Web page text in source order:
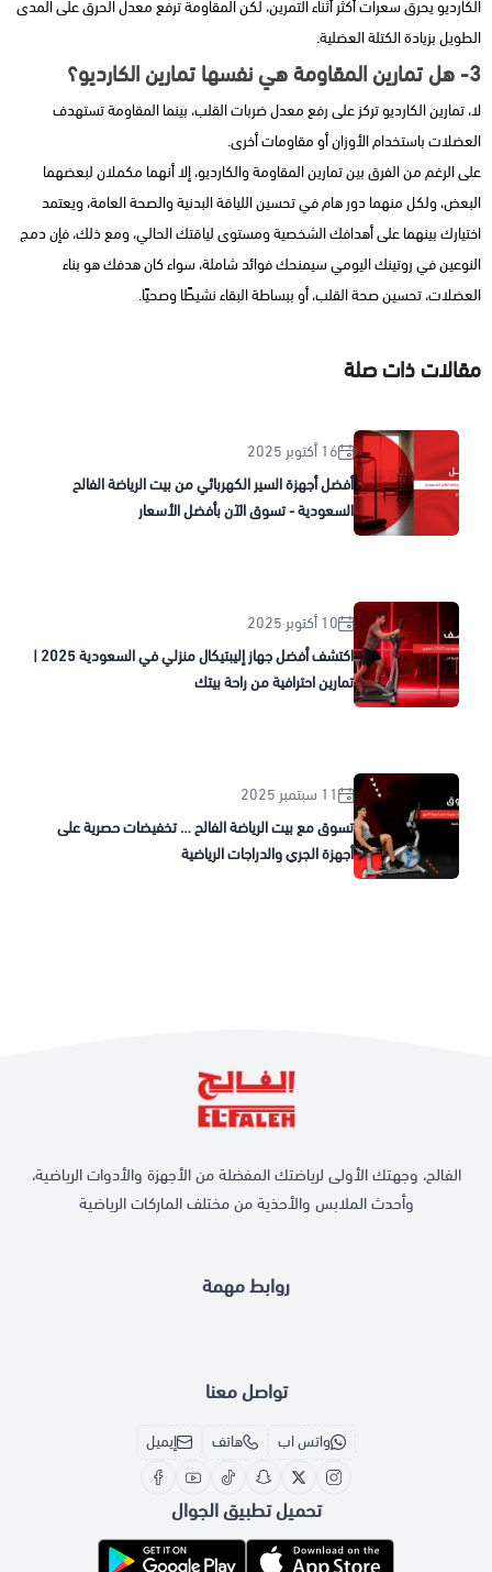
الكارديو يحرق سعرات أكثر أثناء التمرين، لكن المقاومة ترفع معدل الحرق على المدى
الطويل بزيادة الكتلة العضلية.
3- هل تمارين المقاومة هي نفسها تمارين الكارديو؟
لا، تمارين الكارديو تركز على رفع معدل ضربات القلب، بينما المقاومة تستهدف
العضلات باستخدام الأوزان أو مقاومات أخرى.
على الرغم من الفرق بين تمارين المقاومة والكارديو، إلا أنهما مكملان لبعضهما
البعض، ولكل منهما دور هام في تحسين اللياقة البدنية والصحة العامة، ويعتمد
اختيارك بينهما على أهدافك الشخصية ومستوى لياقتك الحالي، ومع ذلك، فإن دمج
النوعين في روتينك اليومي سيمنحك فوائد شاملة، سواء كان هدفك هو بناء
العضلات، تحسين صحة القلب، أو ببساطة البقاء نشيطًا وصحيًا.
مقالات ذات صلة
16 أكتوبر 2025
أفضل أجهزة السير الكهربائي من بيت الرياضة الفالح
السعودية - تسوق الآن بأفضل الأسعار
10 أكتوبر 2025
اكتشف أفضل جهاز إليبتيكال منزلي في السعودية 2025 |
تمارين احترافية من راحة بيتك
11 سبتمبر 2025
تسوق مع بيت الرياضة الفالح … تخفيضات حصرية على
أجهزة الجري والدراجات الرياضية
روابط مهمة
الفالح، وجهتك الأولى لرياضتك المفضلة من الأجهزة والأدوات الرياضية،
وأحدث الملابس والأحذية من مختلف الماركات الرياضية
تواصل معنا
واتس اب هاتف إيميل
تحميل تطبيق الجوال